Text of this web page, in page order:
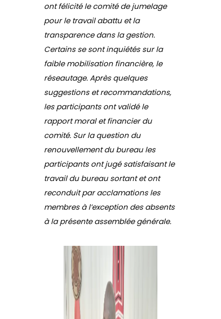
ont félicité le comité de jumelage
pour le travail abattu et la
transparence dans la gestion.
Certains se sont inquiétés sur la
faible mobilisation financière, le
réseautage. Après quelques
suggestions et recommandations,
les participants ont validé le
rapport moral et financier du
comité. Sur la question du
renouvellement du bureau les
participants ont jugé satisfaisant le
travail du bureau sortant et ont
reconduit par acclamations les
membres à l’exception des absents
à la présente assemblée générale.